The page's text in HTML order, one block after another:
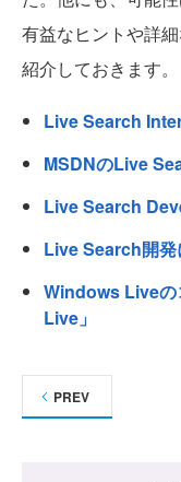
有益なヒントや詳
紹介しておきます。
Live Search
MSDNのLive
Live Search
Live Search開
Windows Liveの
Live」
PREV